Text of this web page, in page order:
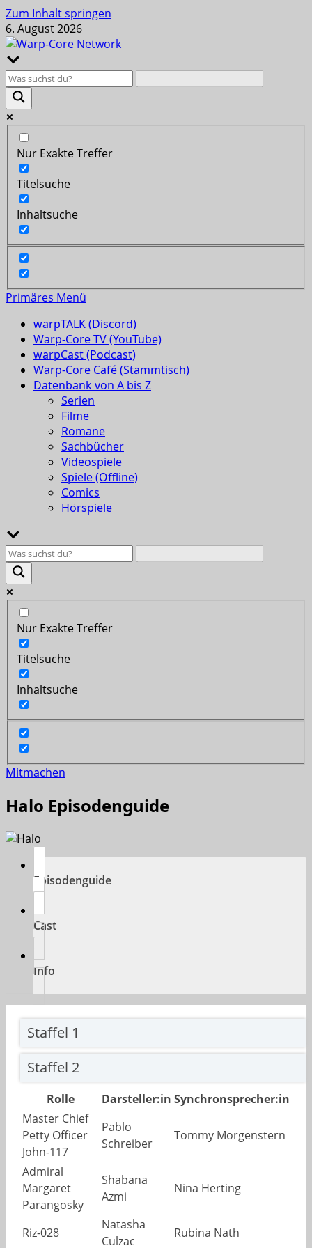
Zum Inhalt springen
6. August 2026
Nur Exakte Treffer
Titelsuche
Inhaltsuche
Primäres Menü
warpTALK (Discord)
Warp-Core TV (YouTube)
warpCast (Podcast)
Warp-Core Café (Stammtisch)
Datenbank von A bis Z
Serien
Filme
Romane
Sachbücher
Videospiele
Spiele (Offline)
Comics
Hörspiele
Nur Exakte Treffer
Titelsuche
Inhaltsuche
Mitmachen
Halo Episodenguide
Episodenguide
Cast
Info
Staffel 1
Staffel 2
Rolle Darsteller:in Synchronsprecher:in
Master Chief
Petty Officer
John-117
Pablo
Schreiber
Tommy Morgenstern
Admiral
Margaret
Parangosky
Shabana
Azmi
Nina Herting
Riz-028
Natasha
Culzac
Rubina Nath